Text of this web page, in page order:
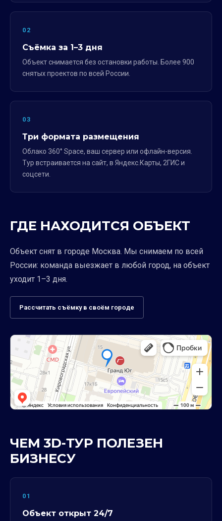
02
Съёмка за 1–3 дня
Объект снимается без остановки работы. Более 900
снятых проектов по всей России.
03
Три формата размещения
Облако 360° Space, ваш сервер или офлайн-версия.
Тур встраивается на сайт, в Яндекс.Карты, 2ГИС и
соцсети.
ГДЕ НАХОДИТСЯ ОБЪЕКТ
Объект снят в городе Москва. Мы снимаем по всей
России: команда выезжает в любой город, на объект
уходит 1–3 дня.
Рассчитать съёмку в своём городе
ЧЕМ 3D-ТУР ПОЛЕЗЕН
БИЗНЕСУ
01
Объект открыт 24/7